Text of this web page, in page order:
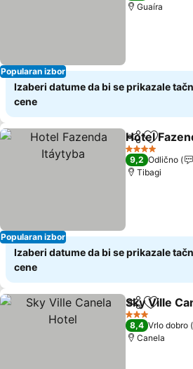
Popularan izbor
Guaíra
Izaberi datume da bi se prikazale
cene
Popularan izbor
Deli Dodati
Hotel
4 Zvezdice
9,2 Odlično
Tibagi
Izaberi datume da bi se prikazale
cene
Deli Dodati
Sky Ville
3 Zvezdice
8,4 Vrlo dobro
Canela